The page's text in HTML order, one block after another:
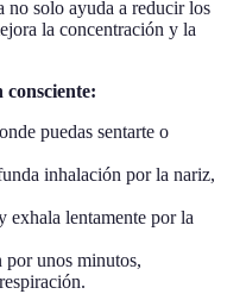
no solo ayuda a reducir los
la concentración y la
puedas sentarte o
inhalación por la nariz,
exhala lentamente por la
por unos minutos,